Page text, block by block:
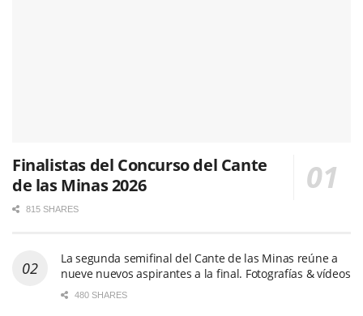
Finalistas del Concurso del Cante
de las Minas 2026
815 SHARES
La segunda semifinal del Cante de las Minas reúne a
nueve nuevos aspirantes a la final. Fotografías & vídeos
480 SHARES